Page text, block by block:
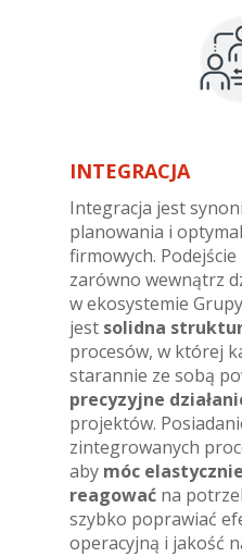
INTEGRACJA
Integracja jest
planowania i
firmowych.
zarówno wewnątrz
w ekosystemie
jest solidna
procesów, w której
starannie ze sobą
precyzyjne
projektów.
zintegrowanych
aby móc
reagować na
szybko poprawiać
operacyjną i jakość